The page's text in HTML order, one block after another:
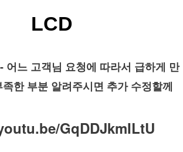
LCD
어느 고객님 요청에 따라서 급하게 만
한 부분 알려주시면 추가 수정할께
GqDDJkmILtU